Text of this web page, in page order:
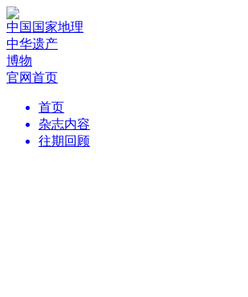
中国国家地理
中华遗产
博物
官网首页
首页
杂志内容
往期回顾